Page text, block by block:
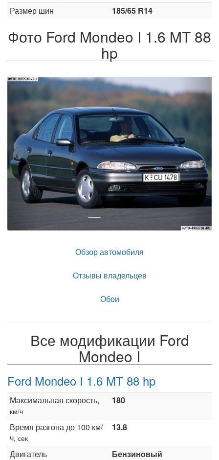
Размер шин 185/65 R14
Фото Ford Mondeo I 1.6 MT 88
hp
Назад
Обзор автомобиля
Отзывы владельцев
Обои
Все модификации Ford
Mondeo I
Ford Mondeo I 1.6 MT 88 hp
Максимальная скорость,
км/ч
180
Время разгона до 100 км/
ч, сек
13.8
Двигатель
Бензиновый